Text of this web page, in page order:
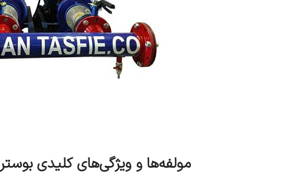
مولفه‌ها و ویژگی‌های کلیدی